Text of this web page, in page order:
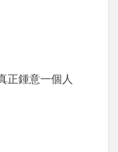
正鍾意一個人